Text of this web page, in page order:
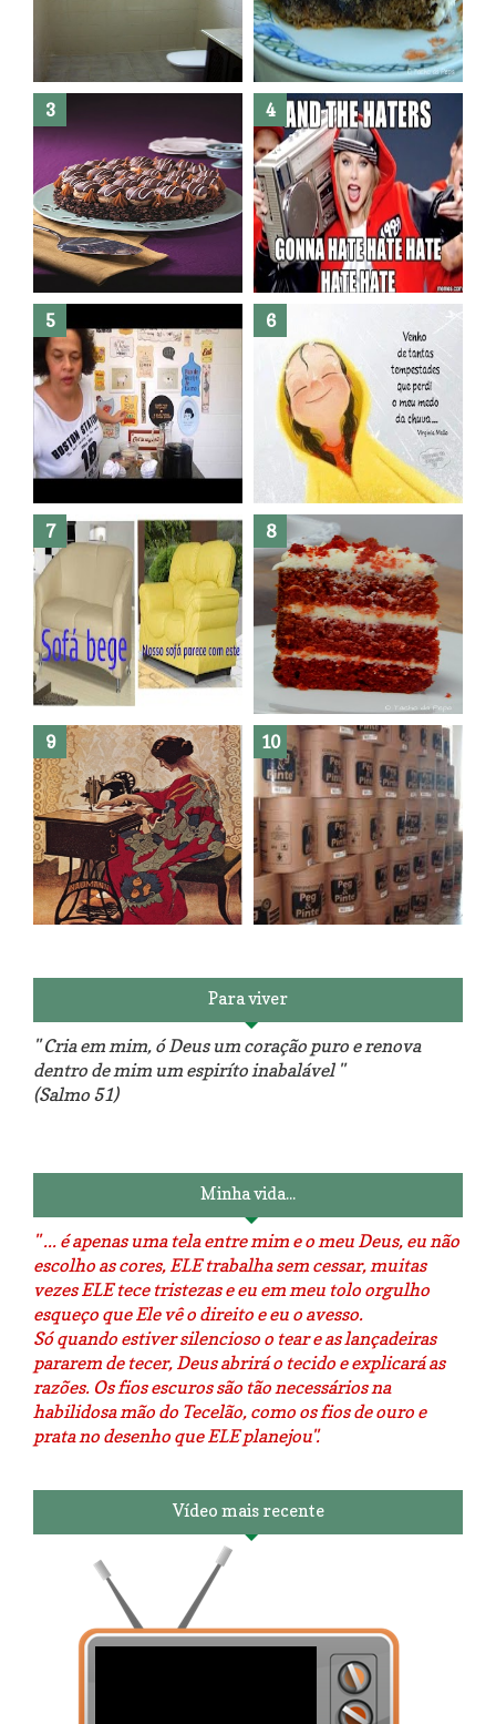
Banheiro novo por menos de
R$300,00 ?? E sem quebra
quebra ??( Editado)
Posso congelar bolo ??
Dez bolos pra fazer antes de
morrer !
Haters, como surgiram?
O medo que habita em nós.
Reforma do sofá, agora é em
patchwork!
The Red Velvet !!! O Perfeito
Para viver
" Cria em mim, ó Deus um coração puro e renova
dentro de mim um espiríto inabalável "
(Salmo 51)
Minha vida...
" ... é apenas uma tela entre mim e o meu Deus, eu não
escolho as cores, ELE trabalha sem cessar, muitas
vezes ELE tece tristezas e eu em meu tolo orgulho
esqueço que Ele vê o direito e eu o avesso.
Só quando estiver silencioso o tear e as lançadeiras
pararem de tecer, Deus abrirá o tecido e explicará as
razões. Os fios escuros são tão necessários na
habilidosa mão do Tecelão, como os fios de ouro e
prata no desenho que ELE planejou".
Vídeo mais recente